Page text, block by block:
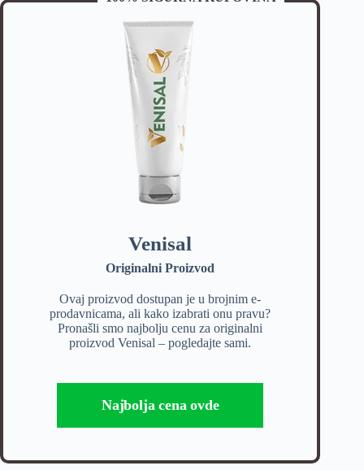
Venisal
Originalni Proizvod
Ovaj proizvod dostupan je u brojnim e-
prodavnicama, ali kako izabrati onu pravu?
Pronašli smo najbolju cenu za originalni
proizvod Venisal – pogledajte sami.
Najbolja cena ovde